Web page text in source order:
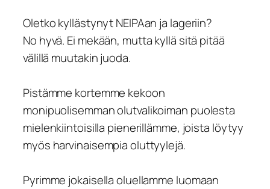
Oletko kyllästynyt NEIPAan ja lageriin?
No hyvä. Ei mekään, mutta kyllä sitä pitää
välillä muutakin juoda.
Pistämme kortemme kekoon
monipuolisemman olutvalikoiman puolesta
mielenkiintoisilla pienerillämme, joista löytyy
myös harvinaisempia oluttyylejä.
Pyrimme jokaisella oluellamme luomaan